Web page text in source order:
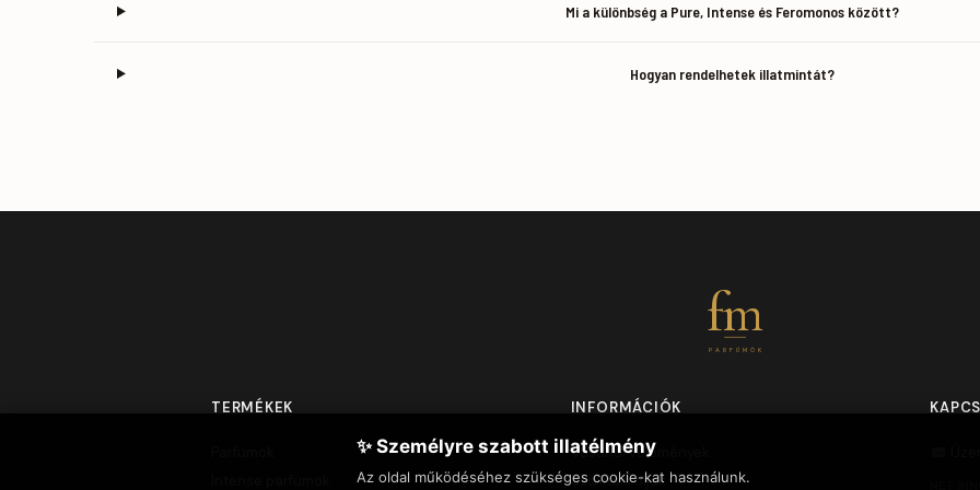
Mi a különbség a Pure, Intense és Feromonos között?
Hogyan rendelhetek illatmintát?
fm
PARFÜMÖK
TERMÉKEK INFORMÁCIÓK
Vásárlói vélemények
Szállítási díjak
✨ Személyre szabott illatélmény
Az oldal működéséhez szükséges cookie-kat használunk.